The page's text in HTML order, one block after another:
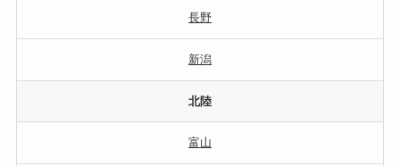
長野
新潟
北陸
富山